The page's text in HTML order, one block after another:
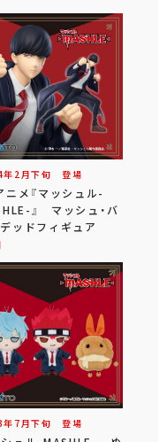
2 月下旬 登場
ニメ『マッシュル-
』 マッシュ・バ
ッドフィギュア
7 月下旬 登場